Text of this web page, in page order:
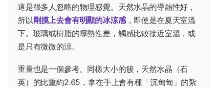
這是很多人忽略的物理感覺。天然水晶的導熱性好，
所以剛摸上去會有明顯的冰涼感，即使是在夏天室溫
下。玻璃或樹脂的導熱性差，觸感比較接近室溫，或
是只有微微的涼。
重量也是一個參考。同樣大小的簇，天然水晶（石
英）的比重約2.65，拿在手上會有種「沉甸甸」的紮